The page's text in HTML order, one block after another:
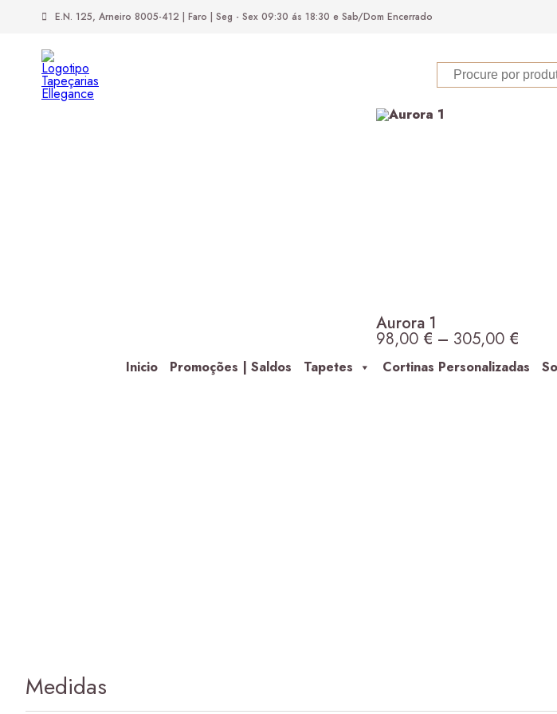
E.N. 125, Arneiro 8005-412 | Faro | Seg - Sex 09:30 ás 18:30 e Sab/Dom Encerrado
Aurora 1
98,00 € – 305,00 €
Inicio Promoções | Saldos Tapetes Cortinas Personalizadas
Medidas